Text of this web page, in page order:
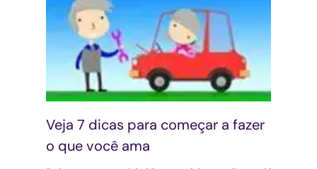
Veja 7 dicas para começar a fazer
o que você ama